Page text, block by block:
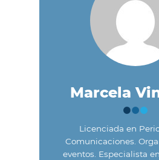
Marcela
Licenciada en
Comunicaciones.
eventos. Especialista